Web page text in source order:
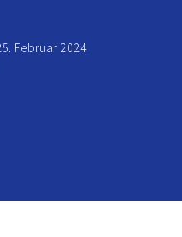
Februar 2024